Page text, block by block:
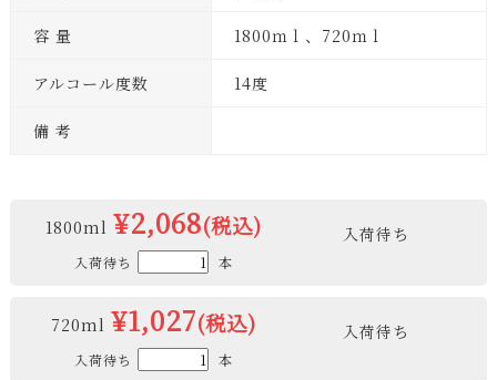
容 量 1800ｍｌ、720ｍｌ
アルコール度数 14度
備 考
1800ml ¥2,068(税込)
入荷待ち 本
入荷待ち
720ml ¥1,027(税込)
入荷待ち 本
入荷待ち